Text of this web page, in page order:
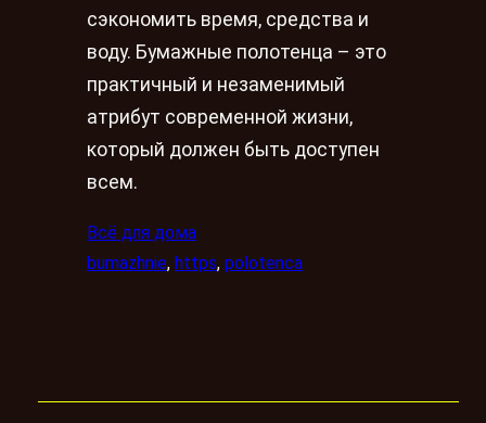
сэкономить время, средства и
воду. Бумажные полотенца – это
практичный и незаменимый
атрибут современной жизни,
который должен быть доступен
всем.
Всё для дома
bumazhnie, https, polotenca